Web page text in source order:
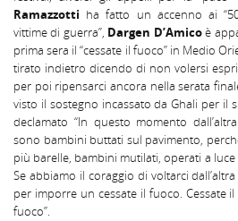
Ramazzotti ha fatto un accenno ai
vittime di guerra”, Dargen D’Amicoè
prima sera il “cessate il fuoco” in Medio
tirato indietro dicendo di non volersi
per poi ripensarci ancora nella serata
visto il sostegno incassato da Ghali per il
declamato “In questo momento
sono bambini buttati sul pavimento,
più barelle, bambini mutilati, operati a luce
Se abbiamo il coraggio di voltarci
per imporre un cessate il fuoco. Cessate
fuoco”.